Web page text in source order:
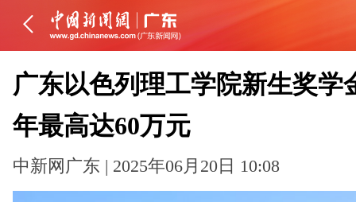
广东以色列理工学院新生奖学
年最高达60万元
中新网广东 | 2025年06月20日 10:08